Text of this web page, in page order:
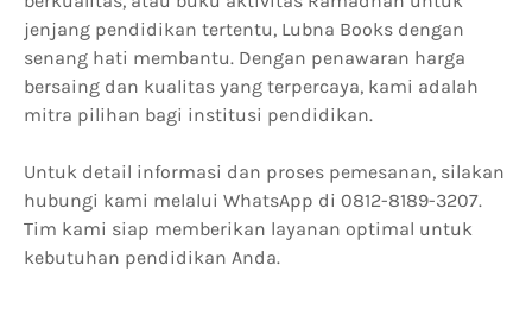
jenjang pendidikan tertentu, Lubna Books dengan
senang hati membantu. Dengan penawaran harga
bersaing dan kualitas yang terpercaya, kami adalah
mitra pilihan bagi institusi pendidikan.
Untuk detail informasi dan proses pemesanan, silakan
hubungi kami melalui WhatsApp di 0812-8189-3207.
Tim kami siap memberikan layanan optimal untuk
kebutuhan pendidikan Anda.